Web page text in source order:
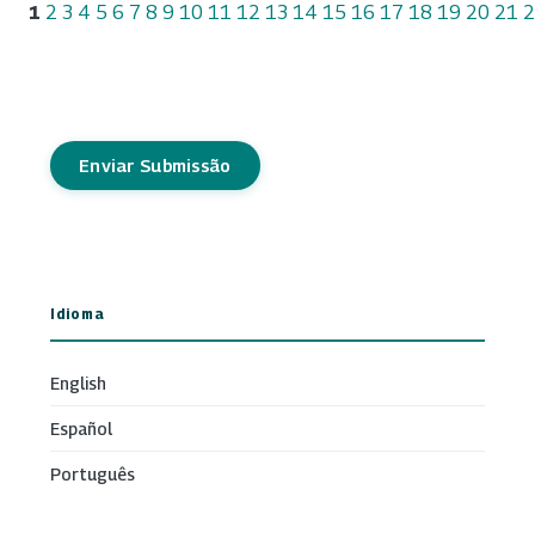
1 2 3 4 5 6 7 8 9 10 11 12 13 14 15 16 17 18 19 20 21
Enviar Submissão
Idioma
English
Español
Português